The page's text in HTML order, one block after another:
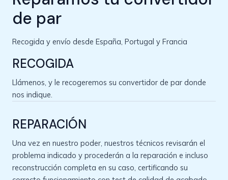
de par
Recogida y envío desde España, Portugal y Francia
RECOGIDA
Llámenos, y le recogeremos su convertidor de par donde
nos indique.
REPARACIÓN
Una vez en nuestro poder, nuestros técnicos revisarán el
problema indicado y procederán a la reparación e incluso
reconstrucción completa en su caso, certificando su